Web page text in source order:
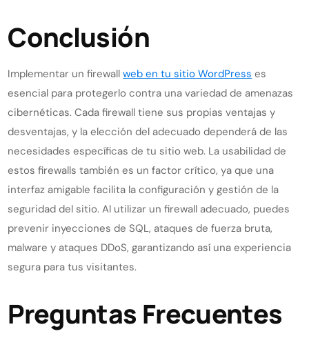
Conclusión
Implementar un firewallweb en tu sitio WordPress es
esencial para protegerlo contra una variedad de amenazas
cibernéticas. Cada firewall tiene sus propias ventajas y
desventajas, y la elección del adecuado dependerá de las
necesidades específicas de tu sitio web. La usabilidad de
estos firewalls también es un factor crítico, ya que una
interfaz amigable facilita la configuración y gestión de la
seguridad del sitio. Al utilizar un firewall adecuado, puedes
prevenir inyecciones de SQL, ataques de fuerza bruta,
malware y ataques DDoS, garantizando así una experiencia
segura para tus visitantes.
Preguntas Frecuentes